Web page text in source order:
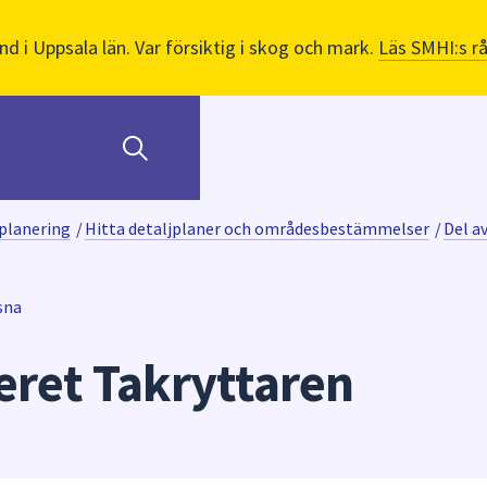
i Uppsala län. Var försiktig i skog och mark. Läs SMHI:s
/Hitta detaljplaner och områdesbestämmelser /Del
Takryttaren